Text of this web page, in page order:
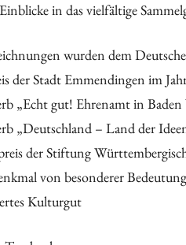
Einblicke in das vielfältige
wurden dem
der Stadt Emmendingen im
„Echt gut! Ehrenamt in
„Deutschland – Land der
der Stiftung
von besonderer
Kulturgut